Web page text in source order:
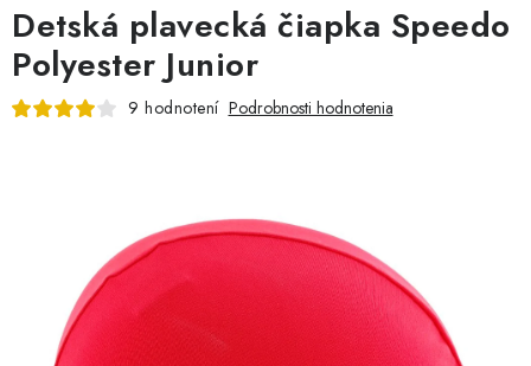
FREEDIVING
SPEARFISHING
VŠETKO PRE DETI
Detská plavecká čiapka Speedo
Polyester Junior
9 hodnotení Podrobnosti hodnotenia